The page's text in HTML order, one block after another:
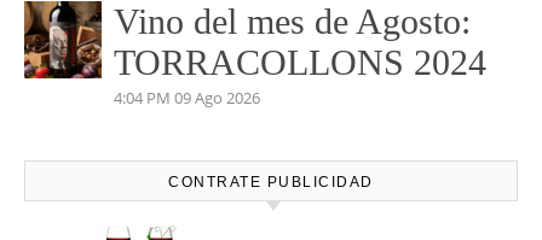
Vino del mes de Agosto:
TORRACOLLONS 2024
4:04 PM 09 Ago 2026
CONTRATE PUBLICIDAD